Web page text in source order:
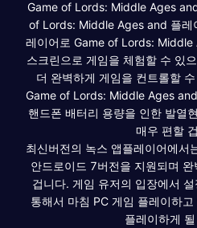
Game of Lords: Middle Ages
of Lords: Middle Ages and 플레
레이어로 Game of Lords:
스크린으로 게임을 체험할 수 있
더 완벽하게 게임을 컨트롤할
Game of Lords: Middle Ages
핸드폰 배터리 용량을 인한 발열
매우 편할
최신버전의 녹스 앱플레이어에서
안드로이드 7버전을 지원되며
겁니다. 게임 유저의 입장에서
통해서 마침 PC 게임 플레이하
플레이하게